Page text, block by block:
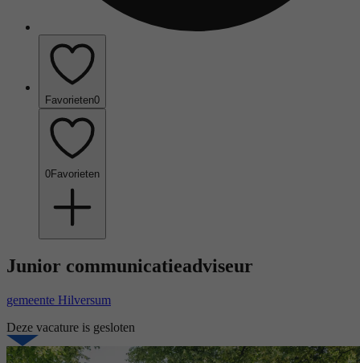
Favorieten0
0Favorieten
Junior communicatieadviseur
gemeente Hilversum
Deze vacature is gesloten